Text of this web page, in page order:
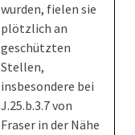
wurden, fielen sie
plötzlich an
geschützten
Stellen,
insbesondere bei
J.25.b.3.7 von
Fraser in der Nähe